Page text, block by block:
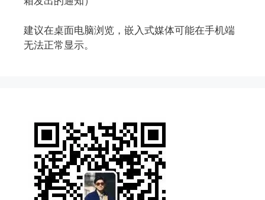
建议在桌面电脑浏览，嵌入式媒体可能在手机端
无法正常显示。